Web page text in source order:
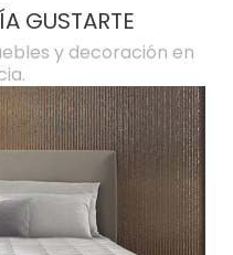
GUSTARTE
y decoración en